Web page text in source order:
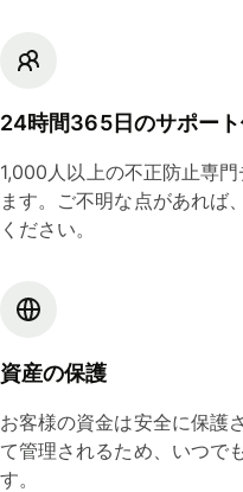
24時間365日のサポート
1,000人以上の不正防止専
ます。ご不明な点があれば
ください。
資産の保護
お客様の資金は安全に保護
て管理されるため、いつで
す。